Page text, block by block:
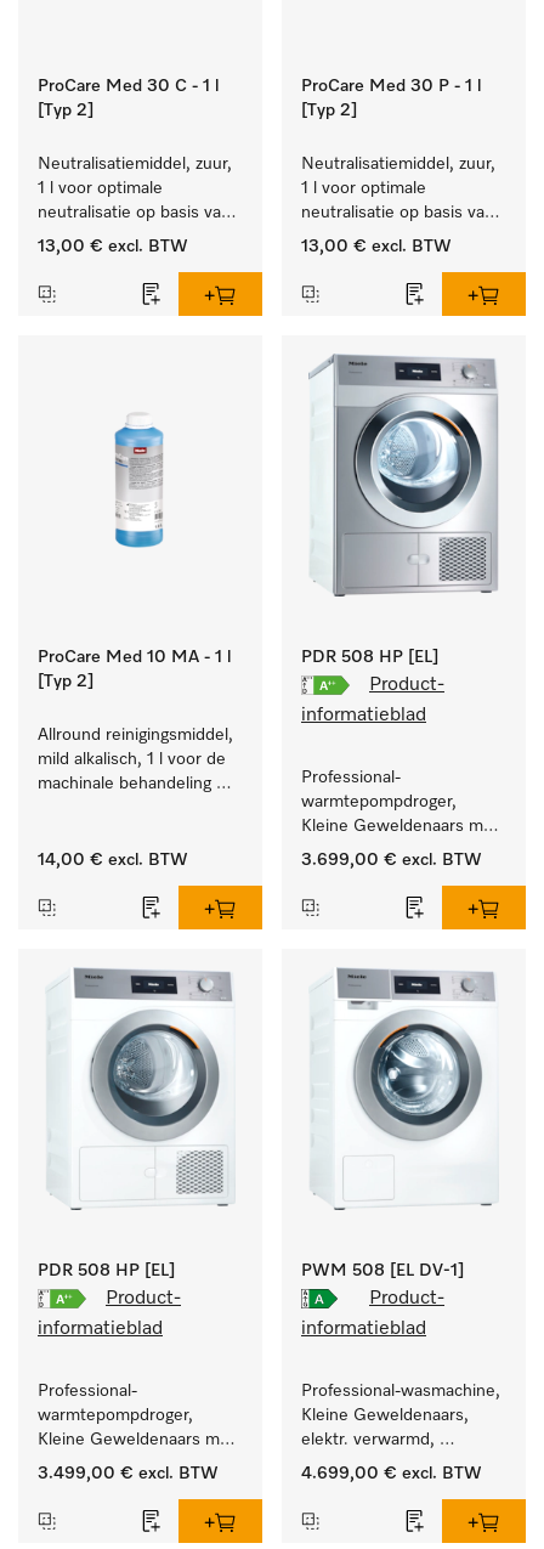
ProCare Med 30 C - 1 l
[Typ 2]
Neutralisatiemiddel, zuur,
1 l voor optimale
neutralisatie op basis van
organische zuren.
13,00 € excl. BTW
ProCare Med 30 P - 1 l
[Typ 2]
Neutralisatiemiddel, zuur,
1 l voor optimale
neutralisatie op basis van
anorganische zuren.
13,00 € excl. BTW
ProCare Med 10 MA - 1 l
[Typ 2]
Allround reinigingsmiddel,
mild alkalisch, 1 l voor de
machinale behandeling
14,00 € excl. BTW
PDR 508 HP [EL]
Product-
informatieblad
Professional-
warmtepompdroger,
Kleine Geweldenaars met
zeer laag energieverbruik
3.699,00 € excl. BTW
PDR 508 HP [EL]
Product-
informatieblad
Professional-
warmtepompdroger,
Kleine Geweldenaars met
zeer laag energieverbruik
3.499,00 € excl. BTW
PWM 508 [EL DV-1]
Product-
informatieblad
Professional-wasmachine,
Kleine Geweldenaars,
elektr. verwarmd,
afvoerklep en
programma's.
Vermogen 8 kg  in 49 min
4.699,00 € excl. BTW